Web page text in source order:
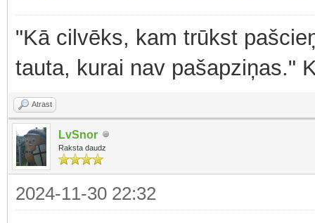
"Kā cilvēks, kam trūkst
tauta, kurai nav pašapziņas."
Atrast
LvSnor
Raksta daudz
2024-11-30 22:32